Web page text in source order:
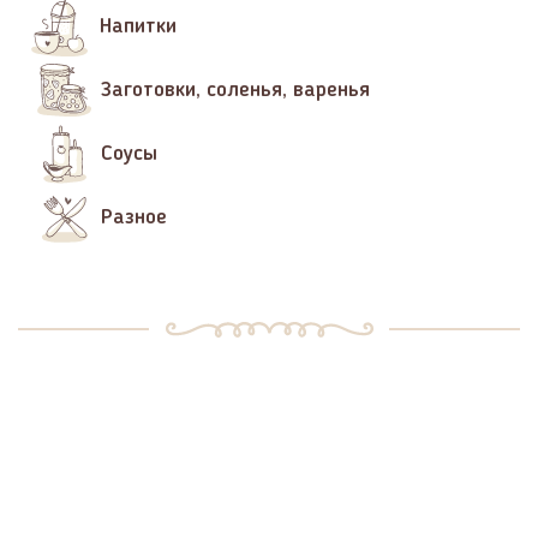
Напитки
Заготовки, соленья, варенья
Соусы
Разное